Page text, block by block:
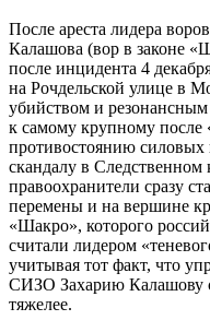
После ареста лидера
Калашова (вор в законе
после инцидента 4
на Рочдельской улице в
убийством и
к самому крупному после
противостоянию
скандалу в
правоохранители сразу
перемены и на вершине
«Шакро», которого
считали лидером
учитывая тот факт, что
СИЗО Захарию Калашову
тяжелее.